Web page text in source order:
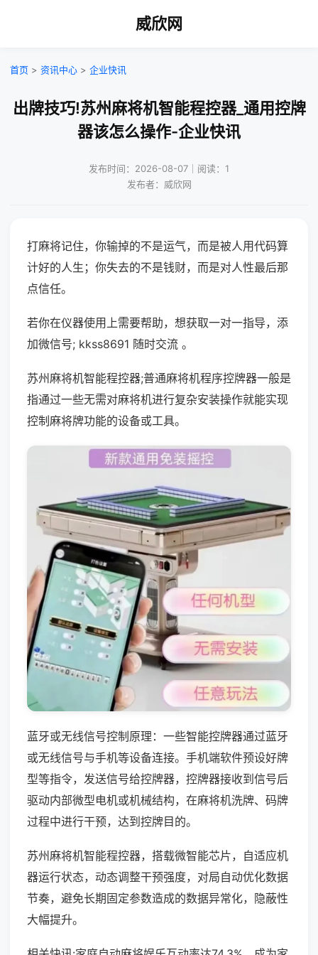
威欣网
首页 > 资讯中心 > 企业快讯
出牌技巧!苏州麻将机智能程控器_通用控牌
器该怎么操作-企业快讯
发布时间：2026-08-07｜阅读：1
发布者：威欣网
打麻将记住，你输掉的不是运气，而是被人用代码算
计好的人生；你失去的不是钱财，而是对人性最后那
点信任。
若你在仪器使用上需要帮助，想获取一对一指导，添
加微信号; kkss8691 随时交流 。
苏州麻将机智能程控器;普通麻将机程序控牌器一般是
指通过一些无需对麻将机进行复杂安装操作就能实现
控制麻将牌功能的设备或工具。
蓝牙或无线信号控制原理：一些智能控牌器通过蓝牙
或无线信号与手机等设备连接。手机端软件预设好牌
型等指令，发送信号给控牌器，控牌器接收到信号后
驱动内部微型电机或机械结构，在麻将机洗牌、码牌
过程中进行干预，达到控牌目的。
苏州麻将机智能程控器，搭载微智能芯片，自适应机
器运行状态，动态调整干预强度，对局自动优化数据
节奏，避免长期固定参数造成的数据异常化，隐蔽性
大幅提升。